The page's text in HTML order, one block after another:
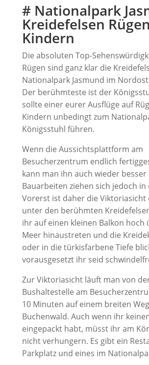
# Nationalpark
Kreidefelsen
Kindern
Die absoluten Top-
Rügen sind ganz klar die
Nationalpark Jasmund im
Der berühmteste ist der
sollte einer eurer Ausflüge auf
Kindern unbedingt zum
Königsstuhl führen.
Wenn die Aussichtsplattform am
Besucherzentrum endlich
kann man ihn auch wieder besser
Bauarbeiten ziehen sich jedoch in
Vorerst ist daher die Viktoriasicht
unter den berühmten
ihr auf einen kleinen Balkon hoch
Meer hinaustreten und die
oder in die türkisfarbene Tiefe
vorausgesetzt ihr seid
Zur Viktoriasicht läuft man von
Bushaltestelle am
10 Minuten auf einem breiten
Buchenwald. Auch wenn ihr
eingepackt habt, müsst ihr am
nicht verhungern. Es gibt ein
Parkplatz und eines im